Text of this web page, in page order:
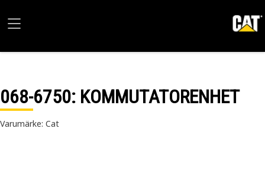
068-6750: KOMMUTATORENHET
Varumärke: Cat